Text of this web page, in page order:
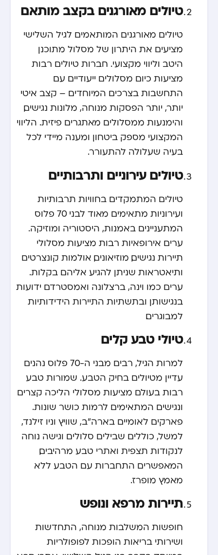
טיולים מאורגנים בקצב מותאם
טיולים מאורגנים המותאמים לגיל השלישי
מציעים את היתרון של מסלול מתוכנן
היטב וליווי מקצועי. חברות טיולים רבות
מציעות כיום מסלולים ייעודיים עם
התחשבות בצרכים המיוחדים – קצב איטי
יותר, יותר הפסקות מנוחה, מלונות נגישים,
והימנעות ממסלולים מאתגרים פיזית. הליווי
המקצועי מספק ביטחון ומענה מיידי לכל
בעיה שעלולה להתעורר.
טיולים עירוניים ותרבותיים
טיולים המתמקדים בחוויות תרבותיות
ועירוניות מתאימים מאוד לבני 70 פלוס
המתעניינים באמנות, היסטוריה ומוזיקה.
ערים אירופאיות רבות מציעות מסלולי
תיירות נגישים, מוזיאונים, אולמות קונצרטים
ותיאטראות שניתן להגיע אליהם בקלות.
ערים כמו וינה, ברצלונה ואמסטרדם ידועות
בנגישותן ובתשתיות התיירות הידידותיות
למבוגרים.
טיולי טבע קלים
למרות הגיל, רבים מבני ה-70 פלוס נהנים
עדיין מטיולים בחיק הטבע. שמורות טבע
רבות בעולם מציעות מסלולי הליכה קצרים
ונגישים המתאימים לרמות כושר שונות.
פארקים לאומיים בארה”ב, שוויץ וניו זילנד,
למשל, כוללים שבילים סלולים וגישה נוחה
לנקודות תצפית ואתרי טבע מרהיבים,
המאפשרים התחברות עם הטבע ללא
מאמץ מופרז.
תיירות מרפא ונופש
חופשות המשלבות מנוחה, התחדשות
ושירותי בריאות הופכות לפופולריות